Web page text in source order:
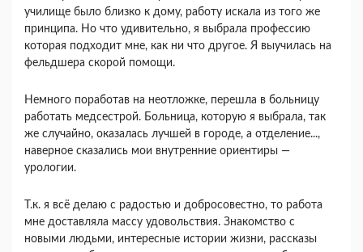
училище было близко к дому, работу искала из того же
принципа. Но что удивительно, я выбрала профессию
которая подходит мне, как ни что другое. Я выучилась на
фельдшера скорой помощи.
Немного поработав на неотложке, перешла в больницу
работать медсестрой. Больница, которую я выбрала, так
же случайно, оказалась лучшей в городе, а отделение...,
наверное сказались мои внутренние ориентиры —
урологии.
Т.к. я всё делаю с радостью и добросовестно, то работа
мне доставляла массу удовольствия. Знакомство с
новыми людьми, интересные истории жизни, рассказы